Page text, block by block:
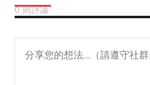
0 則評論